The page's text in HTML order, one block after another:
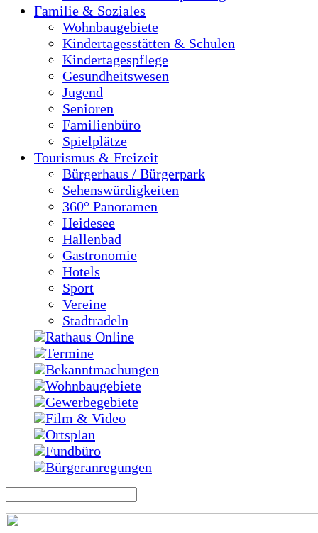
Familie & Soziales
Wohnbaugebiete
Kindertagesstätten & Schulen
Kindertagespflege
Gesundheitswesen
Jugend
Senioren
Familienbüro
Spielplätze
Tourismus & Freizeit
Bürgerhaus / Bürgerpark
Sehenswürdigkeiten
360° Panoramen
Heidesee
Hallenbad
Gastronomie
Hotels
Sport
Vereine
Stadtradeln
Rathaus Online
Termine
Bekanntmachungen
Wohnbaugebiete
Gewerbegebiete
Film & Video
Ortsplan
Fundbüro
Bürgeranregungen